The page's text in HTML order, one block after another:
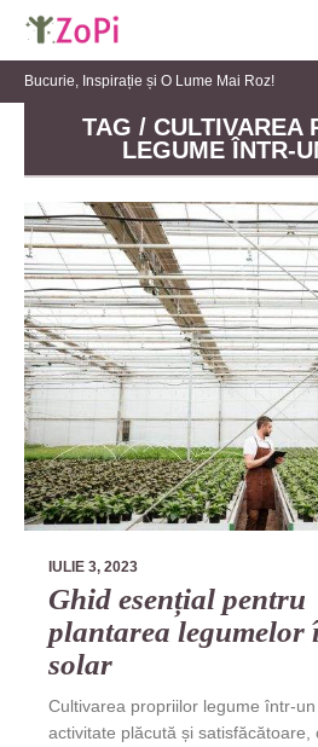
Bucurie, Inspirație și O Lume Mai Roz!
TAG / CULTIVAREA
LEGUME ÎNTR-
IULIE 3, 2023
Ghid esențial pentru
plantarea legumelor
solar
Cultivarea propriilor legume într-
activitate plăcută și